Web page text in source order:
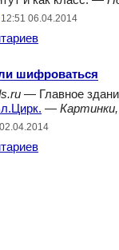
12:51 06.04.2014
шифроваться
— Главное
—